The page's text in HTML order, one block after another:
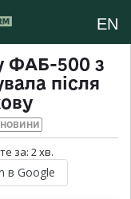
EN
ФАБ-500 з
після
НОВИНИ
за: 2хв.
в Google